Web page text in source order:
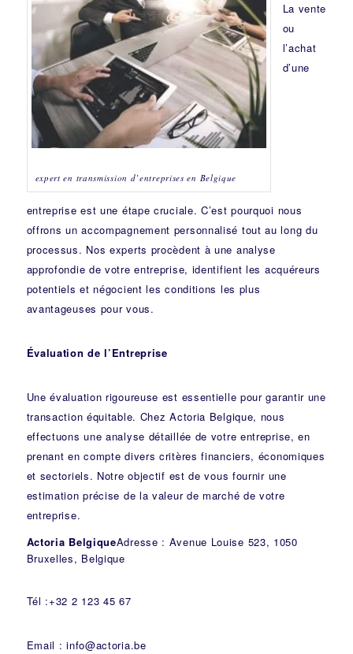
expert en transmission d’entreprises en Belgique
La vente
ou
l’achat
d’une
entreprise est une étape cruciale. C’est pourquoi nous
offrons un accompagnement personnalisé tout au long du
processus. Nos experts procèdent à une analyse
approfondie de votre entreprise, identifient les acquéreurs
potentiels et négocient les conditions les plus
avantageuses pour vous.
Évaluation de l’Entreprise
Une évaluation rigoureuse est essentielle pour garantir une
transaction équitable. Chez Actoria Belgique, nous
effectuons une analyse détaillée de votre entreprise, en
prenant en compte divers critères financiers, économiques
et sectoriels. Notre objectif est de vous fournir une
estimation précise de la valeur de marché de votre
entreprise.
Actoria BelgiqueAdresse : Avenue Louise 523, 1050
Bruxelles, Belgique
Tél :+32 2 123 45 67
Email : info@actoria.be